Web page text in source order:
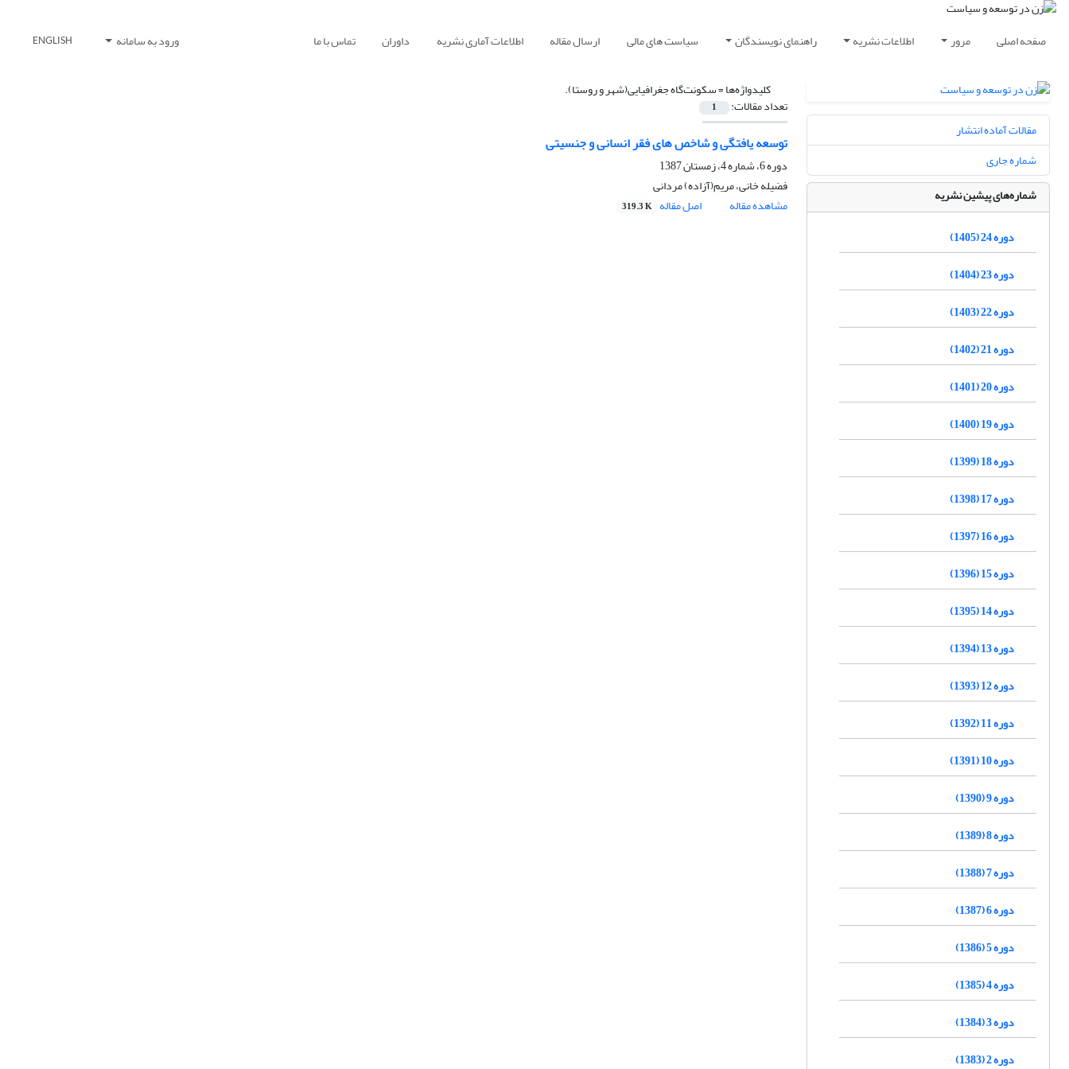
صفحه اصلی مرور اطلاعات نشریه راهنمای نویسندگان سیاست های مالی ارسال مقاله اطلاعات آماری نشریه داوران تماس با ما ورود به سامانه ENGLISH
کلیدواژه‌ها =سکونت‌گاه جغرافیایی(شهر و روستا).
تعداد مقالات: 1
توسعه یافتگی و شاخص های فقر انسانی و جنسیتی
دوره 6، شماره 4، زمستان 1387
فضیله خانی، مریم(آزاده) مردانی
مشاهده مقاله
اصل مقاله 319.3 K
مقالات آماده انتشار
شماره جاری
شماره‌های پیشین نشریه
دوره 24 (1405)
دوره 23 (1404)
دوره 22 (1403)
دوره 21 (1402)
دوره 20 (1401)
دوره 19 (1400)
دوره 18 (1399)
دوره 17 (1398)
دوره 16 (1397)
دوره 15 (1396)
دوره 14 (1395)
دوره 13 (1394)
دوره 12 (1393)
دوره 11 (1392)
دوره 10 (1391)
دوره 9 (1390)
دوره 8 (1389)
دوره 7 (1388)
دوره 6 (1387)
دوره 5 (1386)
دوره 4 (1385)
دوره 3 (1384)
دوره 2 (1383)